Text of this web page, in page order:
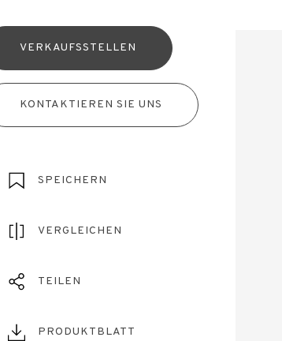
VERKAUFSSTELLEN
KONTAKTIEREN SIE UNS
SPEICHERN
VERGLEICHEN
TEILEN
PRODUKTBLATT